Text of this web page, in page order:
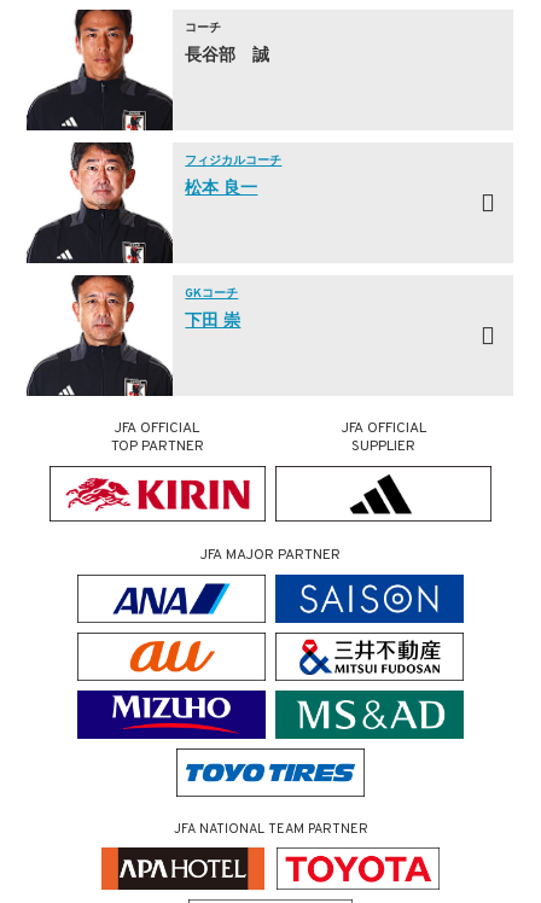
コーチ
長谷部 誠
フィジカルコーチ
松本 良一
GKコーチ
下田 崇
JFA OFFICIAL
TOP PARTNER
JFA OFFICIAL
SUPPLIER
JFA MAJOR PARTNER
JFA NATIONAL TEAM PARTNER